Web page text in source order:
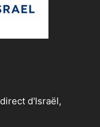
d'Israël,